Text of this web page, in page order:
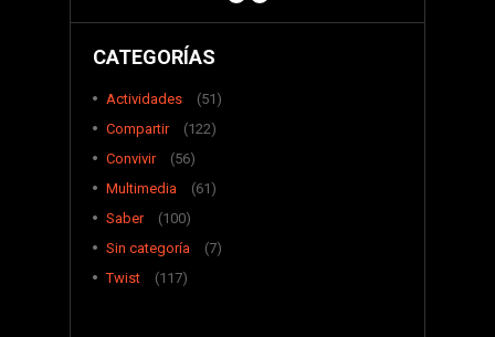
CATEGORÍAS
Actividades
(51)
Compartir
(122)
Convivir
(56)
Multimedia
(61)
Saber
(100)
Sin categoría
(7)
Twist
(117)